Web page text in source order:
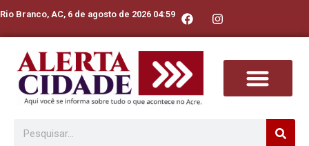
Rio Branco, AC, 6 de agosto de 2026 04:59